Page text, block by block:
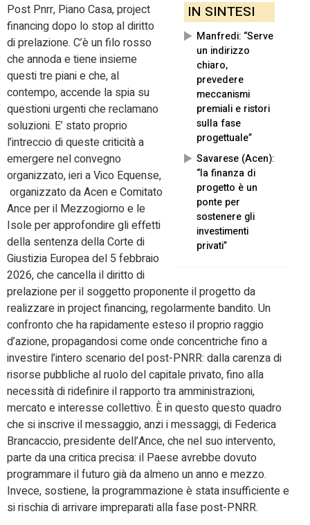
IN SINTESI
Manfredi: “Serve
un indirizzo
chiaro,
prevedere
meccanismi
premiali e ristori
sulla fase
progettuale”
Savarese (Acen):
“la finanza di
progetto è un
ponte per
sostenere gli
investimenti
privati”
Post Pnrr, Piano Casa, project
financing dopo lo stop al diritto
di prelazione. C’è un filo rosso
che annoda e tiene insieme
questi tre piani e che, al
contempo, accende la spia su
questioni urgenti che reclamano
soluzioni. E’ stato proprio
l’intreccio di queste criticità a
emergere nel convegno
organizzato, ieri a Vico Equense,
organizzato da Acen e Comitato
Ance per il Mezzogiorno e le
Isole per approfondire gli effetti
della sentenza della Corte di
Giustizia Europea del 5 febbraio
2026, che cancella il diritto di
prelazione per il soggetto proponente il progetto da
realizzare in project financing, regolarmente bandito. Un
confronto che ha rapidamente esteso il proprio raggio
d’azione, propagandosi come onde concentriche fino a
investire l’intero scenario del post-PNRR: dalla carenza di
risorse pubbliche al ruolo del capitale privato, fino alla
necessità di ridefinire il rapporto tra amministrazioni,
mercato e interesse collettivo. È in questo questo quadro
che si inscrive il messaggio, anzi i messaggi, di Federica
Brancaccio, presidente dell’Ance, che nel suo intervento,
parte da una critica precisa: il Paese avrebbe dovuto
programmare il futuro già da almeno un anno e mezzo.
Invece, sostiene, la programmazione è stata insufficiente e
si rischia di arrivare impreparati alla fase post-PNRR.